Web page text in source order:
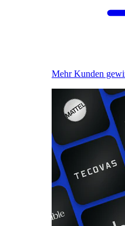
Mehr Kunden